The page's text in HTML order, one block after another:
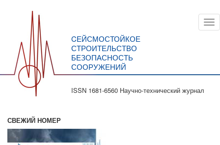
основному
содержанию
CЕЙСМОСТОЙКОЕ
СТРОИТЕЛЬСТВО
БЕЗОПАСНОСТЬ
СООРУЖЕНИЙ
ISSN 1681-6560 Научно-технический журнал
СВЕЖИЙ НОМЕР